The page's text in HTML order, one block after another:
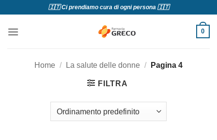
contenuti
🇮🇹 Ci prendiamo cura di ogni persona 🇮🇹
0
Home / La salute delle donne / Pagina 4
FILTRA